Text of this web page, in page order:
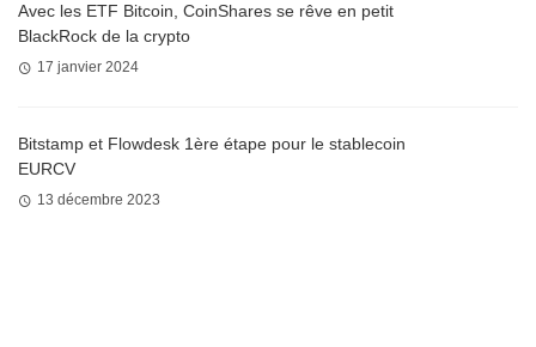
Avec les ETF Bitcoin, CoinShares se rêve en petit
BlackRock de la crypto
17 janvier 2024
Bitstamp et Flowdesk 1ère étape pour le stablecoin
EURCV
13 décembre 2023